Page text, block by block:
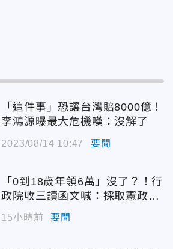
「這件事」恐讓台灣賠8000億！
李鴻源曝最大危機嘆：沒解了
2023/08/14 10:47 要聞
「0到18歲年領6萬」沒了？！行
政院收三讀函文喊：採取憲政作
15小時前 要聞